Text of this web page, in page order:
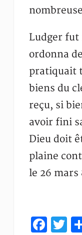
Ludger fut
ordonna
pratiquait
biens du
reçu, si
avoir fini
Dieu doit
plaine
le 26 mars